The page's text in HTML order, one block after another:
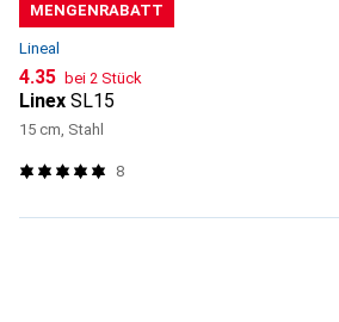
MENGENRABATT
Lineal
CHF
4.35 bei 2 Stück
Linex SL15
15 cm, Stahl
8